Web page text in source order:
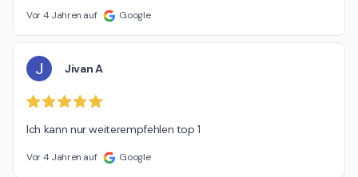
Vor 4 Jahren auf Google
J Jivan A
Ich kann nur weiterempfehlen top 1
Vor 4 Jahren auf Google